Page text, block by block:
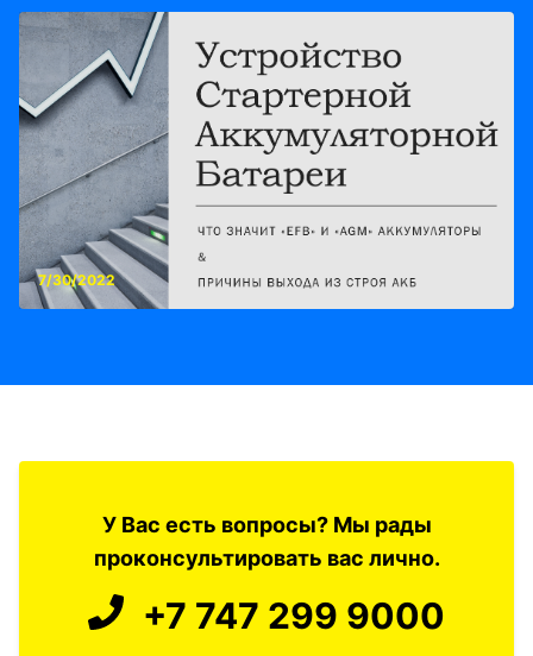
7/30/2022
У Вас есть вопросы? Мы рады
проконсультировать вас лично.
+7 747 299 9000